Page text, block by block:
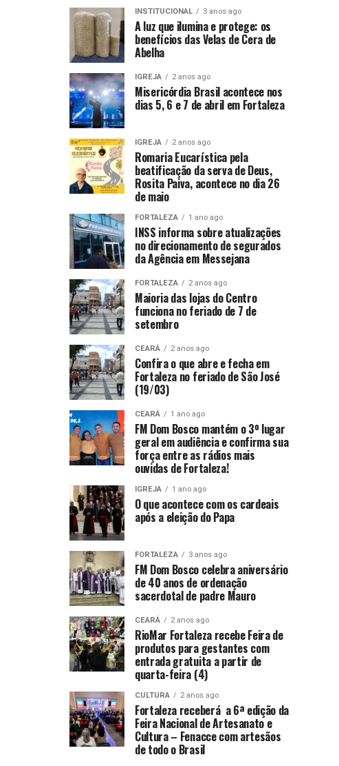
INSTITUCIONAL 3 anos ago
A luz que ilumina e protege: os
benefícios das Velas de Cera de
Abelha
IGREJA 2 anos ago
Misericórdia Brasil acontece nos
dias 5, 6 e 7 de abril em Fortaleza
IGREJA 2 anos ago
Romaria Eucarística pela
beatificação da serva de Deus,
Rosita Paiva, acontece no dia 26
de maio
FORTALEZA 1 ano ago
INSS informa sobre atualizações
no direcionamento de segurados
da Agência em Messejana
FORTALEZA 2 anos ago
Maioria das lojas do Centro
funciona no feriado de 7 de
setembro
CEARÁ 2 anos ago
Confira o que abre e fecha em
Fortaleza no feriado de São José
(19/03)
CEARÁ 1 ano ago
FM Dom Bosco mantém o 3º lugar
geral em audiência e confirma sua
força entre as rádios mais
ouvidas de Fortaleza!
IGREJA 1 ano ago
O que acontece com os cardeais
após a eleição do Papa
FORTALEZA 3 anos ago
FM Dom Bosco celebra aniversário
de 40 anos de ordenação
sacerdotal de padre Mauro
CEARÁ 2 anos ago
RioMar Fortaleza recebe Feira de
produtos para gestantes com
entrada gratuita a partir de
quarta-feira (4)
CULTURA 2 anos ago
Fortaleza receberá a 6ª edição da
Feira Nacional de Artesanato e
Cultura – Fenacce com artesãos
de todo o Brasil